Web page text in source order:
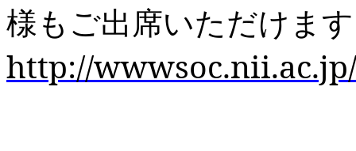
様もご出席いただけま
http://